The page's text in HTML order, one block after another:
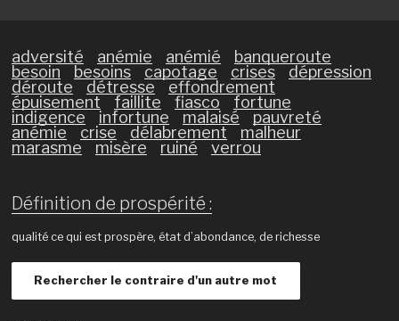
adversité anémie anémié
banqueroute
besoin
besoins capotage crises
dépression
déroute
détresse
effondrement
épuisement
faillite fiasco
fortune
indigence
infortune malaisé
pauvreté
anémie
crise délabrement
malheur
marasme
misère ruiné verrou
Définition de prospérité :
qualité ce qui est prospère, état d’abondance, de richesse
Rechercher le contraire d'un autre mot